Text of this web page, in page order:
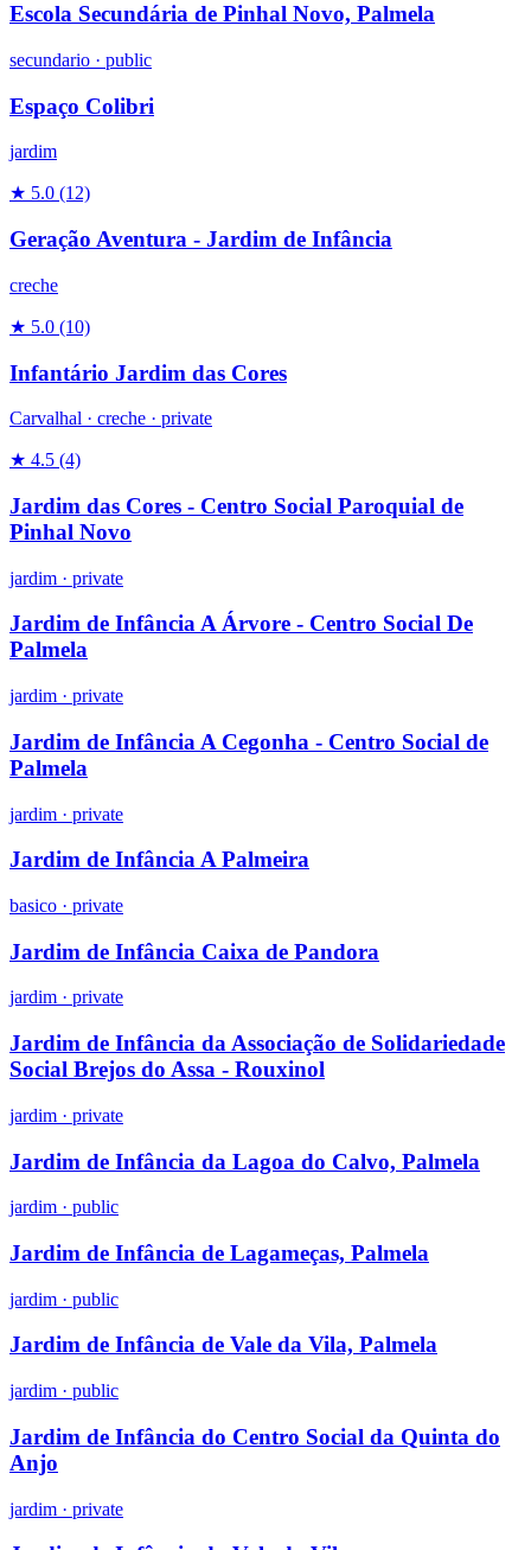
Escola Secundária de Pinhal Novo, Palmela
secundario · public
Espaço Colibri
jardim
★ 5.0 (12)
Geração Aventura - Jardim de Infância
creche
★ 5.0 (10)
Infantário Jardim das Cores
Carvalhal · creche · private
★ 4.5 (4)
Jardim das Cores - Centro Social Paroquial de
Pinhal Novo
jardim · private
Jardim de Infância A Árvore - Centro Social De
Palmela
jardim · private
Jardim de Infância A Cegonha - Centro Social de
Palmela
jardim · private
Jardim de Infância A Palmeira
basico · private
Jardim de Infância Caixa de Pandora
jardim · private
Jardim de Infância da Associação de Solidariedade
Social Brejos do Assa - Rouxinol
jardim · private
Jardim de Infância da Lagoa do Calvo, Palmela
jardim · public
Jardim de Infância de Lagameças, Palmela
jardim · public
Jardim de Infância de Vale da Vila, Palmela
jardim · public
Jardim de Infância do Centro Social da Quinta do
Anjo
jardim · private